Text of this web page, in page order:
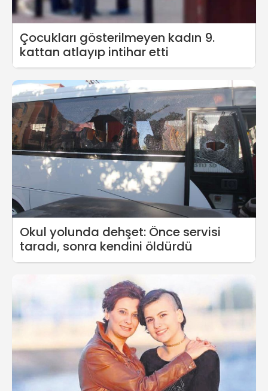
Çocukları gösterilmeyen kadın 9.
kattan atlayıp intihar etti
Okul yolunda dehşet: Önce servisi
taradı, sonra kendini öldürdü